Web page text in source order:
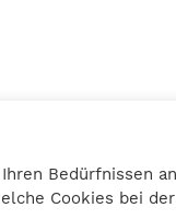
Bedürfnissen
Cookies bei